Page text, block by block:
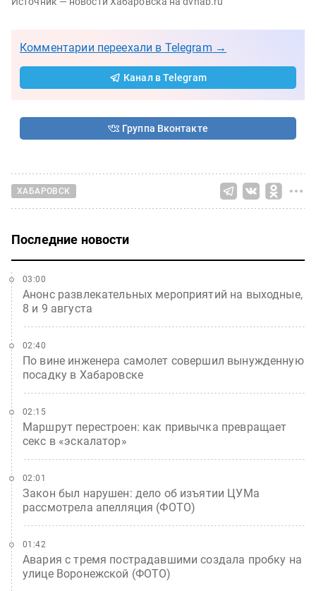
Комментарии переехали в Telegram →
Канал в Telegram
Группа Вконтакте
ХАБАРОВСК
Последние новости
Анонс развлекательных мероприятий на выходные,
8 и 9 августа
03:00
По вине инженера самолет совершил вынужденную
посадку в Хабаровске
02:40
Маршрут перестроен: как привычка превращает
секс в «эскалатор»
02:15
Закон был нарушен: дело об изъятии ЦУМа
рассмотрела апелляция (ФОТО)
02:01
Авария с тремя пострадавшими создала пробку на
улице Воронежской (ФОТО)
01:42